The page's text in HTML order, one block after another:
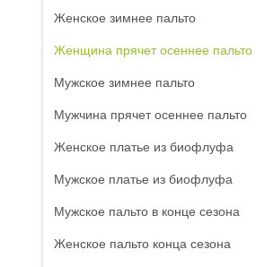
Женское зимнее пальто
Женщина прячет осеннее пальто
Мужское зимнее пальто
Мужчина прячет осеннее пальто
Женское платье из биофлуфа
Мужское платье из биофлуфа
Мужское пальто в конце сезона
Женское пальто конца сезона